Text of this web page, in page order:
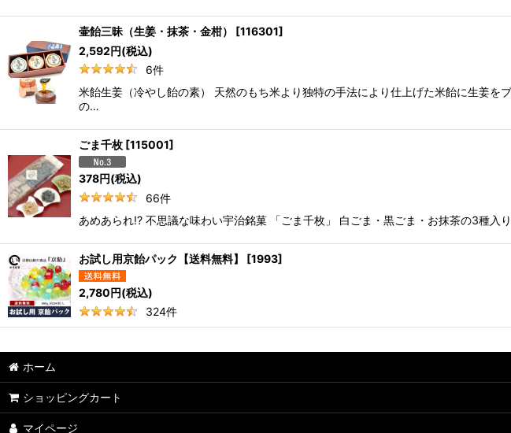
壷飴三昧（生姜・抹茶・金柑） [116301]
2,592円(税込)
6件
米飴生姜（冷やし飴の素） 天然のもち米より独特の手法により仕上げた米飴に生姜
の…
ごま千枚 [115001]
378円(税込)
66件
あめあられ!? 不思議な味わい宇治銘菓 「ごま千枚」 白ごま・黒ごま・お抹茶の3種
お試し用京飴パック【送料無料】 [1993]
2,780円(税込)
324件
ホーム
ショッピングカート
マイページ